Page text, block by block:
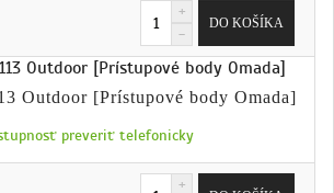
Outdoor [Prístupové body Omada]
preveriť telefonicky